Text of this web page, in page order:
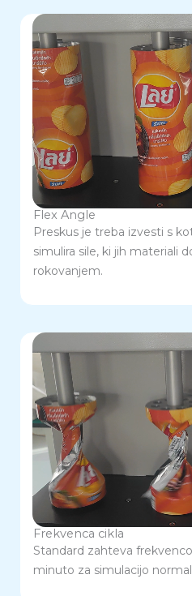
Flex Angle
Preskus je treba izvesti s
simulira sile, ki jih materiali
rokovanjem.
Frekvenca cikla
Standard zahteva
minuto za simulacijo